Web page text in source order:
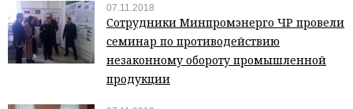
07.11.2018
Сотрудники Минпромэнерго ЧР провели
семинар по противодействию
незаконному обороту промышленной
продукции